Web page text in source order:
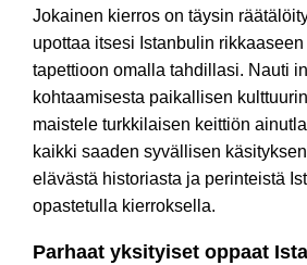
Jokainen kierros on täysin
upottaa itsesi Istanbulin
tapettioon omalla tahdillasi. Nauti
kohtaamisesta paikallisen
maistele turkkilaisen keittiön
kaikki saaden syvällisen
elävästä historiasta ja perinteistä
opastetulla kierroksella.
Parhaat yksityiset oppaat